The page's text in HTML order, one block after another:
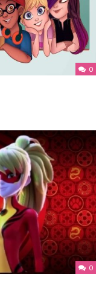
0
0